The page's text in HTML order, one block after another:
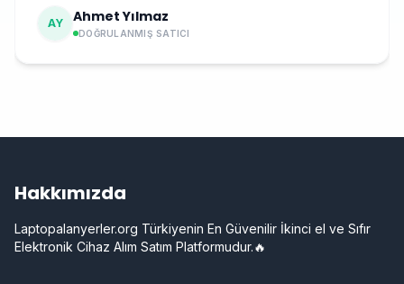
AY Ahmet Yılmaz
DOĞRULANMIŞ SATICI
Hakkımızda
Laptopalanyerler.org Türkiyenin En Güvenilir İkinci el ve Sıfır
Elektronik Cihaz Alım Satım Platformudur.🔥